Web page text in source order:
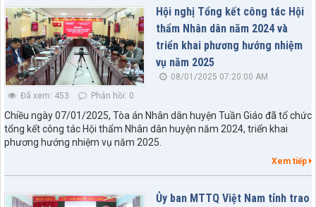
Hội nghị Tổng kết công tác Hội
thẩm Nhân dân năm 2024 và
triển khai phương hướng nhiệm
vụ năm 2025
08/01/2025 07:20:00 AM
Đã xem: 453
Phản hồi: 0
Chiều ngày 07/01/2025, Tòa án Nhân dân huyện Tuần Giáo đã tổ chức
tổng kết công tác Hội thẩm Nhân dân huyện năm 2024, triển khai
phương hướng nhiệm vụ năm 2025.
Xem tiếp
Ủy ban MTTQ Việt Nam tỉnh trao